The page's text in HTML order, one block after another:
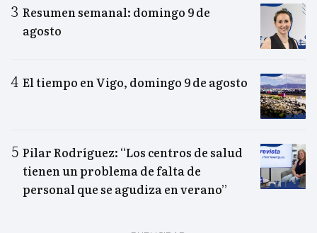
Resumen semanal: domingo 9 de
agosto
El tiempo en Vigo, domingo 9 de agosto
Pilar Rodríguez: “Los centros de salud
tienen un problema de falta de
personal que se agudiza en verano”